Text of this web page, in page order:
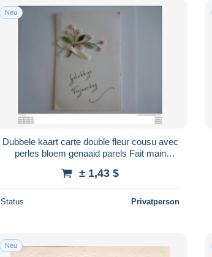
Neu
Dubbele kaart carte double fleur cousu avec
perles bloem genaaid parels Fait main
± 1,43 $
Status Privatperson
Neu